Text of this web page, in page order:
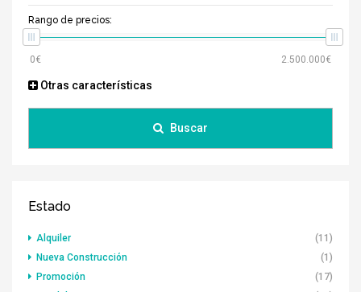
Rango de precios:
Otras características
Buscar
Estado
Alquiler
(11)
Nueva Construcción
(1)
Promoción
(17)